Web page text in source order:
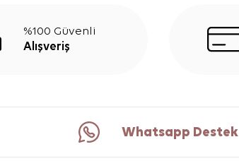
%100 Güvenli
Alışveriş
Whatsapp Destek